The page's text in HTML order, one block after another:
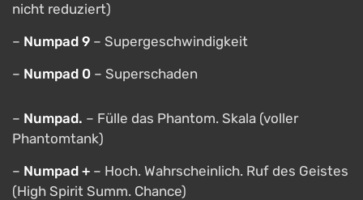
nicht reduziert)
– Numpad 9 – Supergeschwindigkeit
– Numpad 0 – Superschaden
– Numpad. – Fülle das Phantom. Skala (voller
Phantomtank)
– Numpad + – Hoch. Wahrscheinlich. Ruf des Geistes
(High Spirit Summ. Chance)